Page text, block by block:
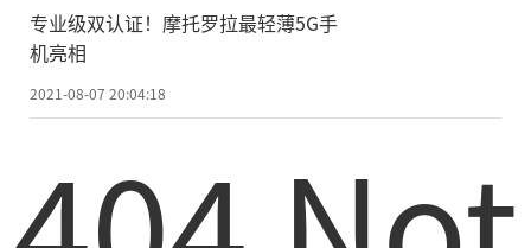
专业级双认证！摩托罗拉最轻薄5G手
机亮相
2021-08-07 20:04:18